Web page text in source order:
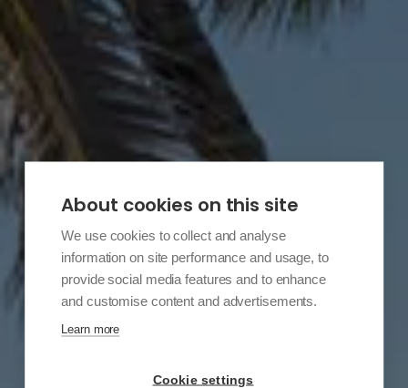
ONTDEK UW
STUK PARADIJS
ONDER DE ZON
About cookies on this site
We use cookies to collect and analyse
information on site performance and usage, to
provide social media features and to enhance
and customise content and advertisements.
Learn more
Cookie settings